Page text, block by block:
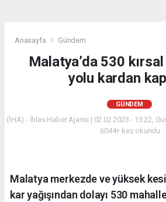
Anasayfa Gündem
Malatya’da 530
yolu kardan
GÜNDEM
(İHA) - İhlas Haber Ajansı | 02.02.2023 - 13:22,
6044+ kez okundu.
Malatya merkezde ve yüksek
kar yağışından dolayı 530